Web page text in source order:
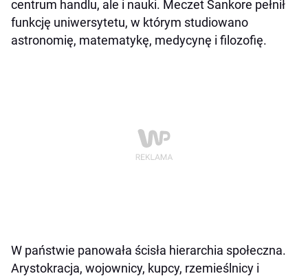
centrum handlu, ale i nauki. Meczet Sankore pełnił
funkcję uniwersytetu, w którym studiowano
astronomię, matematykę, medycynę i filozofię.
W państwie panowała ścisła hierarchia społeczna.
Arystokracja, wojownicy, kupcy, rzemieślnicy i